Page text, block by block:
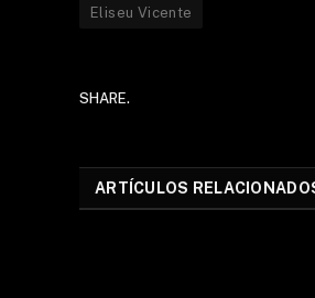
Eliseu Vicente
SHARE.
ARTÍCULOS